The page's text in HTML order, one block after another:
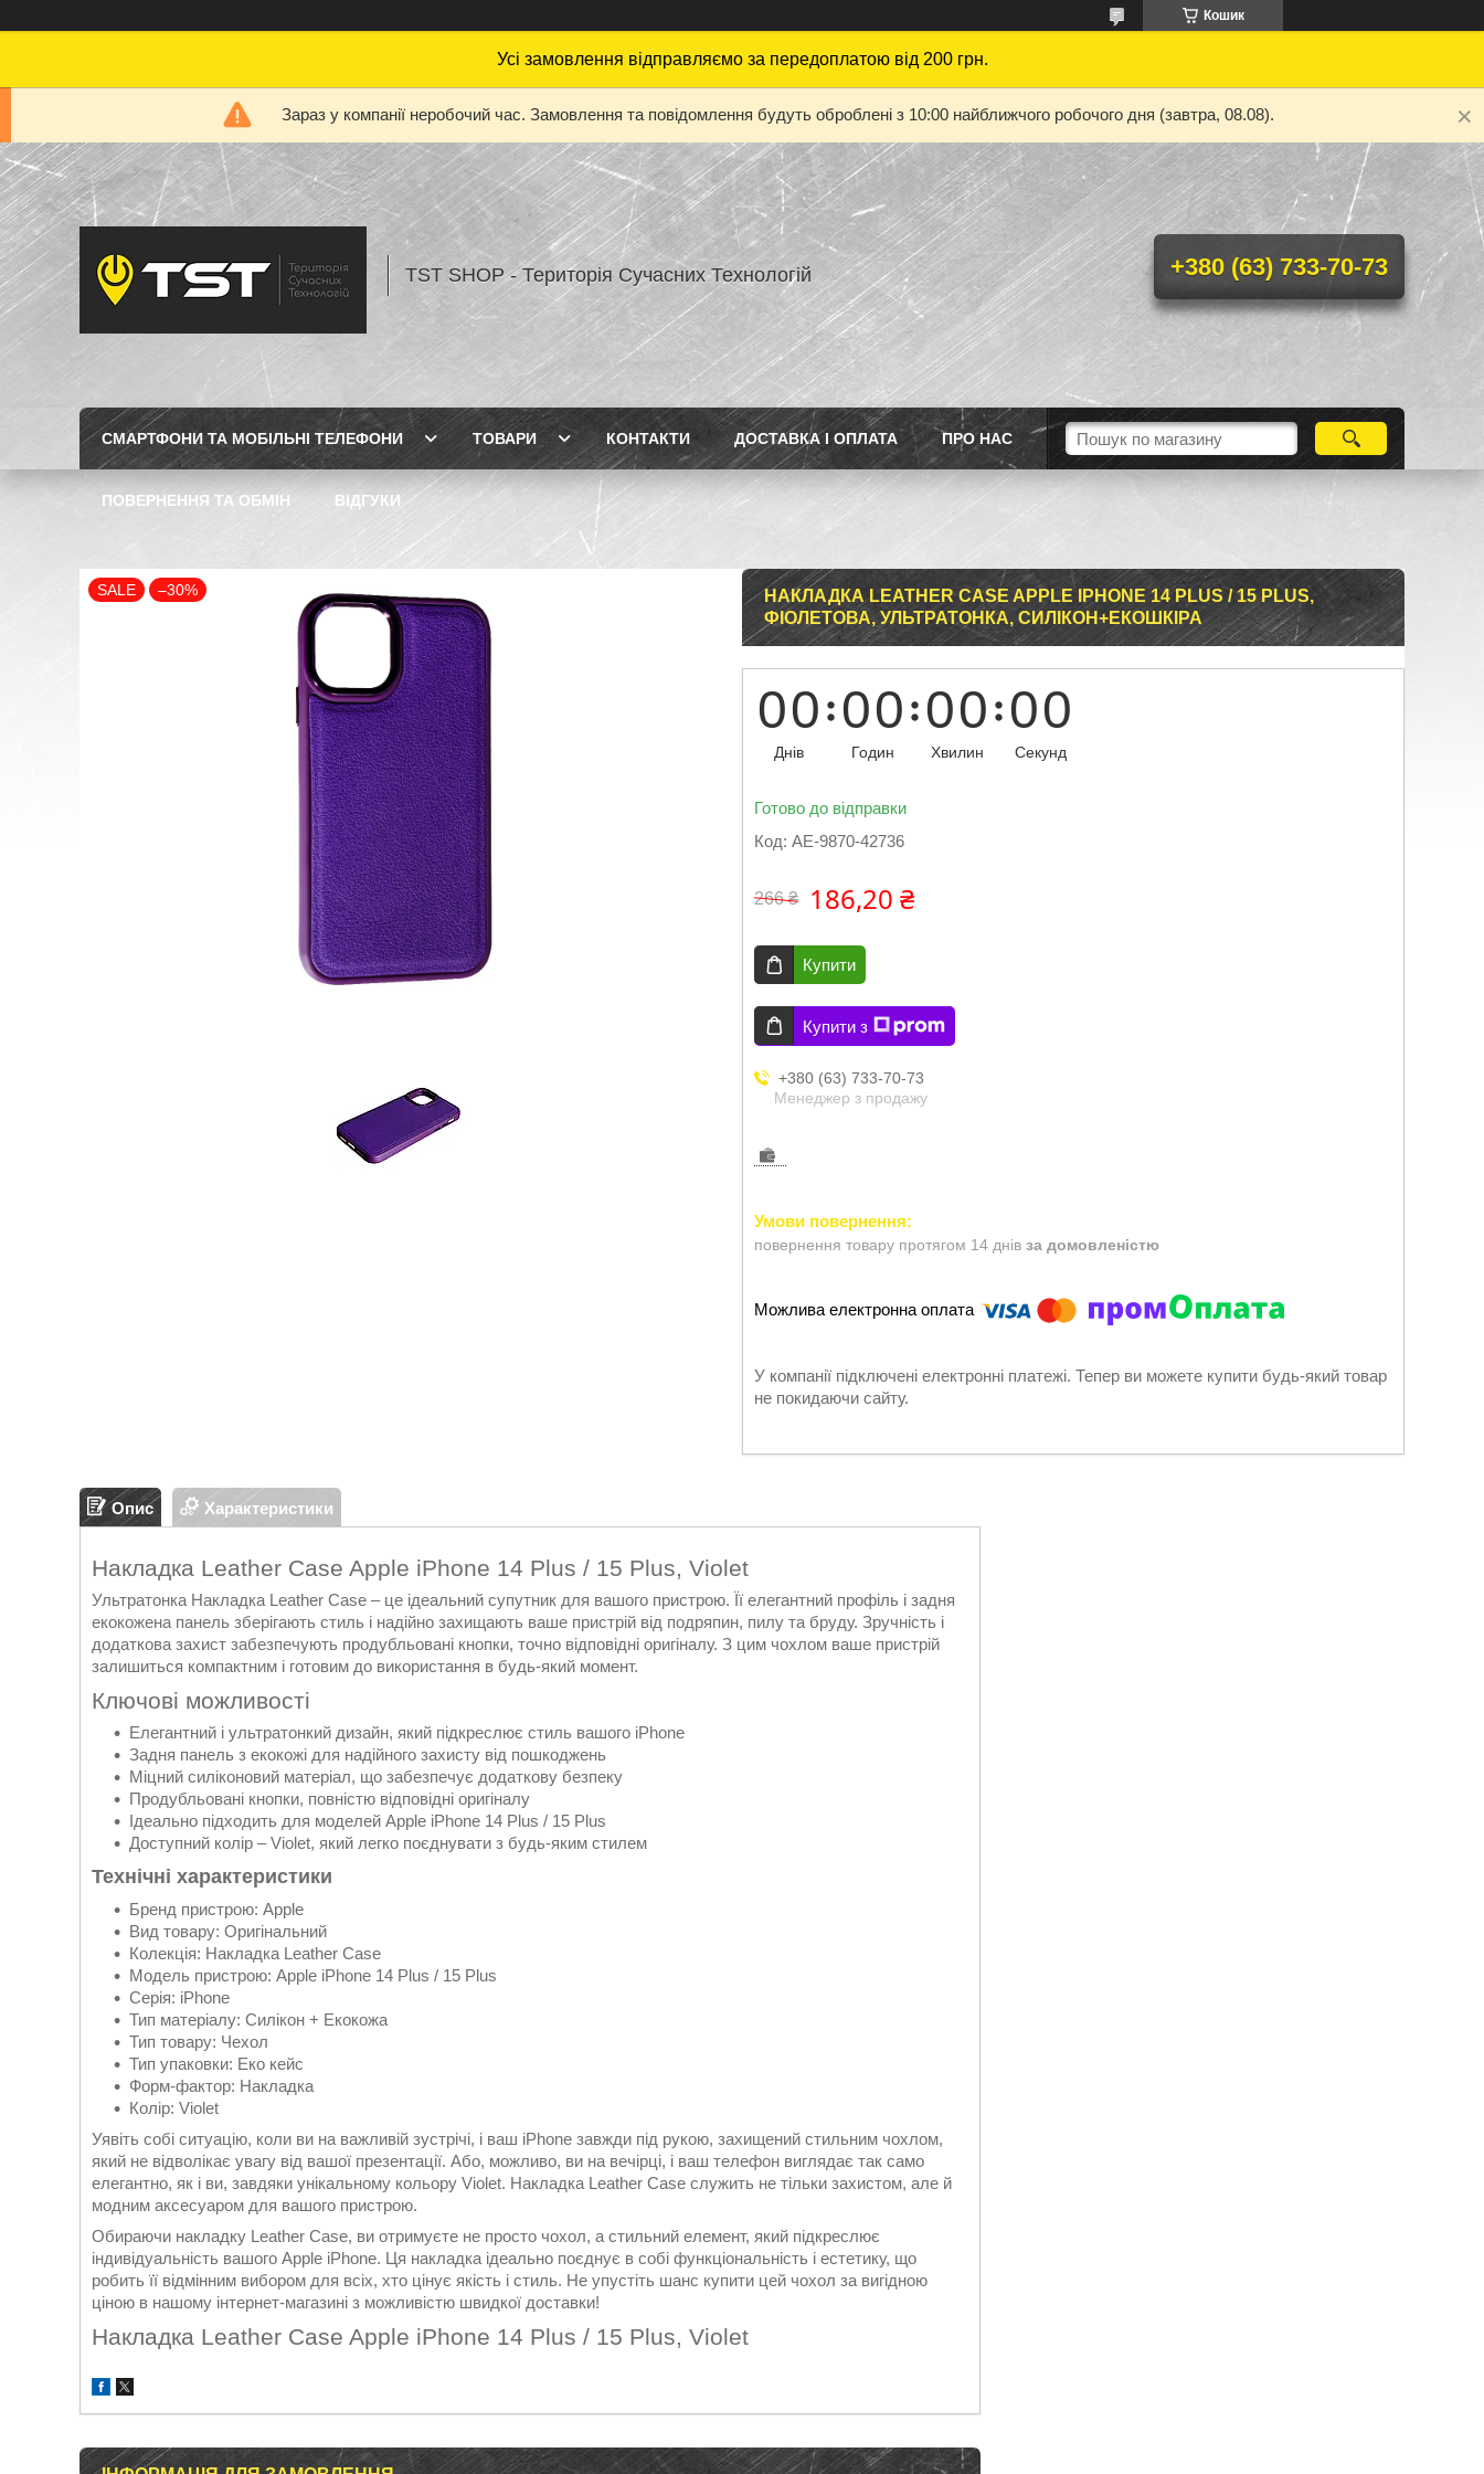
Кошик
Усі замовлення відправляємо за передоплатою від 200 грн.
Зараз у компанії неробочий час. Замовлення та повідомлення будуть оброблені з 10:00 найближчого робочого дня (завтра, 08.08).
TST SHOP - Територія Сучасних Технологій +380 (63) 733-70-73
СМАРТФОНИ ТА МОБІЛЬНІ ТЕЛЕФОНИ ТОВАРИ КОНТАКТИ ДОСТАВКА І ОПЛАТА ПРО НАС
ПОВЕРНЕННЯ ТА ОБМІН ВІДГУКИ
SALE –30%
НАКЛАДКА LEATHER CASE APPLE IPHONE 14 PLUS / 15 PLUS,
ФІОЛЕТОВА, УЛЬТРАТОНКА, СИЛІКОН+ЕКОШКІРА
00
Днів
00
Годин
00
Хвилин
00
Секунд
Готово до відправки
Код: AE-9870-42736
266 ₴ 186,20 ₴
Купити
Купити з
+380 (63) 733-70-73
Менеджер з продажу
повернення товару протягом 14 днів за домовленістю
У компанії підключені електронні платежі. Тепер ви можете купити будь-який товар
не покидаючи сайту.
Опис Характеристики
Накладка Leather Case Apple iPhone 14 Plus / 15 Plus, Violet
Ультратонка Накладка Leather Case – це ідеальний супутник для вашого пристрою. Її елегантний профіль і задня
екокожена панель зберігають стиль і надійно захищають ваше пристрій від подряпин, пилу та бруду. Зручність і
додаткова захист забезпечують продубльовані кнопки, точно відповідні оригіналу. З цим чохлом ваше пристрій
залишиться компактним і готовим до використання в будь-який момент.
Ключові можливості
Елегантний і ультратонкий дизайн, який підкреслює стиль вашого iPhone
Задня панель з екокожі для надійного захисту від пошкоджень
Міцний силіконовий матеріал, що забезпечує додаткову безпеку
Продубльовані кнопки, повністю відповідні оригіналу
Ідеально підходить для моделей Apple iPhone 14 Plus / 15 Plus
Доступний колір – Violet, який легко поєднувати з будь-яким стилем
Технічні характеристики
Бренд пристрою: Apple
Вид товару: Оригінальний
Колекція: Накладка Leather Case
Модель пристрою: Apple iPhone 14 Plus / 15 Plus
Серія: iPhone
Тип матеріалу: Силікон + Екокожа
Тип товару: Чехол
Тип упаковки: Еко кейс
Форм-фактор: Накладка
Колір: Violet
Уявіть собі ситуацію, коли ви на важливій зустрічі, і ваш iPhone завжди під рукою, захищений стильним чохлом,
який не відволікає увагу від вашої презентації. Або, можливо, ви на вечірці, і ваш телефон виглядає так само
елегантно, як і ви, завдяки унікальному кольору Violet. Накладка Leather Case служить не тільки захистом, але й
модним аксесуаром для вашого пристрою.
Обираючи накладку Leather Case, ви отримуєте не просто чохол, а стильний елемент, який підкреслює
індивідуальність вашого Apple iPhone. Ця накладка ідеально поєднує в собі функціональність і естетику, що
робить її відмінним вибором для всіх, хто цінує якість і стиль. Не упустіть шанс купити цей чохол за вигідною
ціною в нашому інтернет-магазині з можливістю швидкої доставки!
Накладка Leather Case Apple iPhone 14 Plus / 15 Plus, Violet